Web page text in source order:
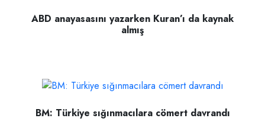
ABD anayasasını yazarken Kuran’ı da kaynak
almış
BM: Türkiye sığınmacılara cömert davrandı